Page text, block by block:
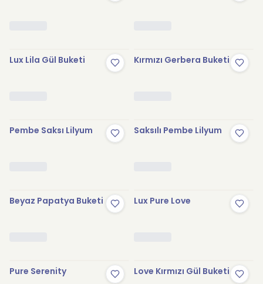
Lux Lila Gül Buketi Kırmızı Gerbera Buketi
Pembe Saksı Lilyum Saksılı Pembe Lilyum
Beyaz Papatya Buketi Lux Pure Love
Pure Serenity Love Kırmızı Gül Buketi